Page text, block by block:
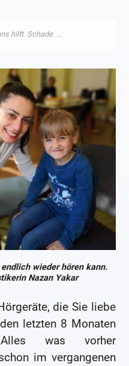
wieder hören kann.
Nazan Yakar
die Sie liebe
letzten 8 Monaten
was vorher
im vergangenen